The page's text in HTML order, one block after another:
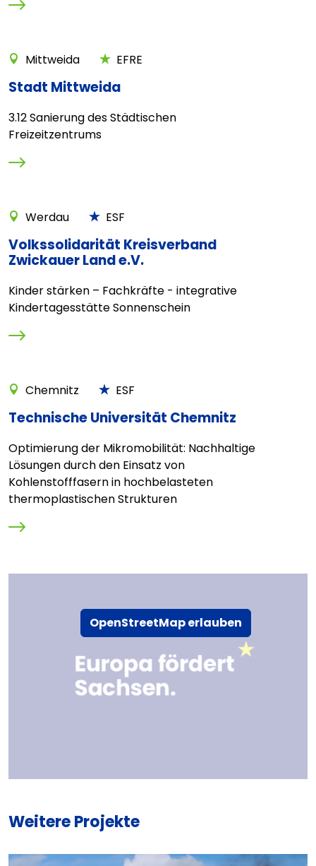
Mittweida EFRE
Stadt Mittweida
3.12 Sanierung des Städtischen
Freizeitzentrums
Werdau ESF
Volkssolidarität Kreisverband
Zwickauer Land e.V.
Kinder stärken – Fachkräfte - integrative
Kindertagesstätte Sonnenschein
Chemnitz ESF
Technische Universität Chemnitz
Optimierung der Mikromobilität: Nachhaltige
Lösungen durch den Einsatz von
Kohlenstofffasern in hochbelasteten
thermoplastischen Strukturen
OpenStreetMap erlauben
Weitere Projekte